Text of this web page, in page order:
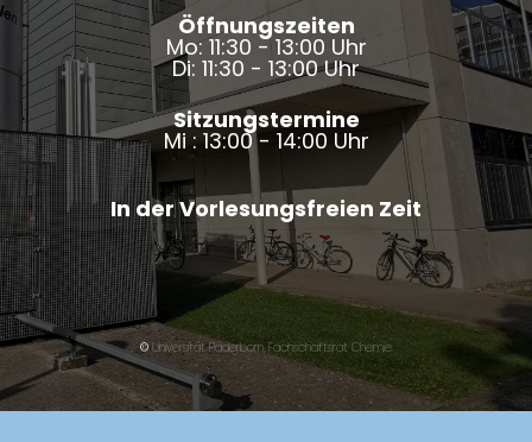
Öffnungszeiten
Mo: 11:30 - 13:00 Uhr
Di: 11:30 - 13:00 Uhr
Sitzungstermine
Mi : 13:00 - 14:00 Uhr
In der Vorlesungsfreien Zeit
©Universität Paderborn, Fachschaftsrat Chemie